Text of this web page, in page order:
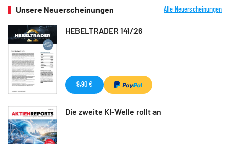
Unsere Neuerscheinungen Alle Neuerscheinungen
HEBELTRADER 141/26
9,90 €
Die zweite KI-Welle rollt an